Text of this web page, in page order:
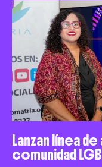
Lanzan línea
comunidad